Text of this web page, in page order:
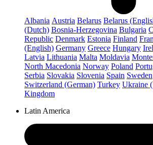
Albania Austria Belarus Belarus
(Dutch) Bosnia-Herzegovina Bulgaria
Republic Denmark Estonia Finland
(English) Germany Greece Hungary
Latvia Lithuania Malta Moldavia
North Macedonia Norway Poland
Serbia Slovakia Slovenia Spain Sweden
Switzerland (German) Turkey Ukraine
Kingdom
Latin America